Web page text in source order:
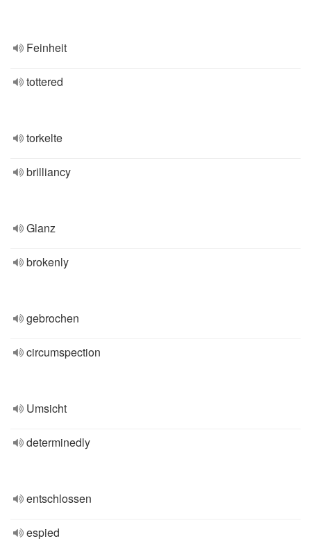
Feinheit
tottered
torkelte
brilliancy
Glanz
brokenly
gebrochen
circumspection
Umsicht
determinedly
entschlossen
espied